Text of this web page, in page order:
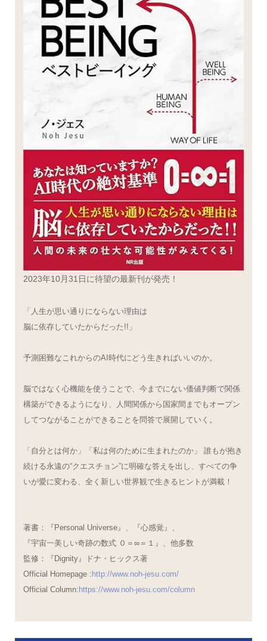
2023年10月31日に待望の最新刊が発売！
「人生が思い通りにならない理由は
脳に依存していたからだった!!」
予測困難なこれからのAI時代にどう生きればいいのか。
脳ではなく心機能を使うことで、今までにない価値判断で関係
構築ができるようになり、人間関係から国家間までもオープン
してつながることができることを問答で展開していく。
「自分とは何か」「私は何のために生まれたのか」 誰もが抱き
続ける永遠の“クエスチョン”に明確な答えを出し、すべての争
いが愛に変わる、全く新しい世界観で生きるヒントが満載！
著書：『Personal Universe』、『心感覚』、
『宇宙一美しい奇跡の数式 ０＝∞＝１』、他多数
監修：『Dignity』ドナ・ヒックス著
Official Homepage :http://www.noh-jesu.com/
Official Column:https://www.noh-jesu.com/column